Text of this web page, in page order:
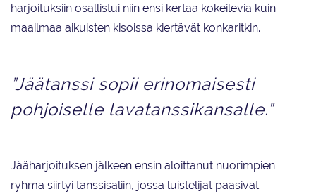
harjoituksiin osallistui niin ensi kertaa kokeilevia kuin
maailmaa aikuisten kisoissa kiertävät konkaritkin.
”Jäätanssi sopii erinomaisesti
pohjoiselle lavatanssikansalle.”
Jääharjoituksen jälkeen ensin aloittanut nuorimpien
ryhmä siirtyi tanssisaliin, jossa luistelijat pääsivät